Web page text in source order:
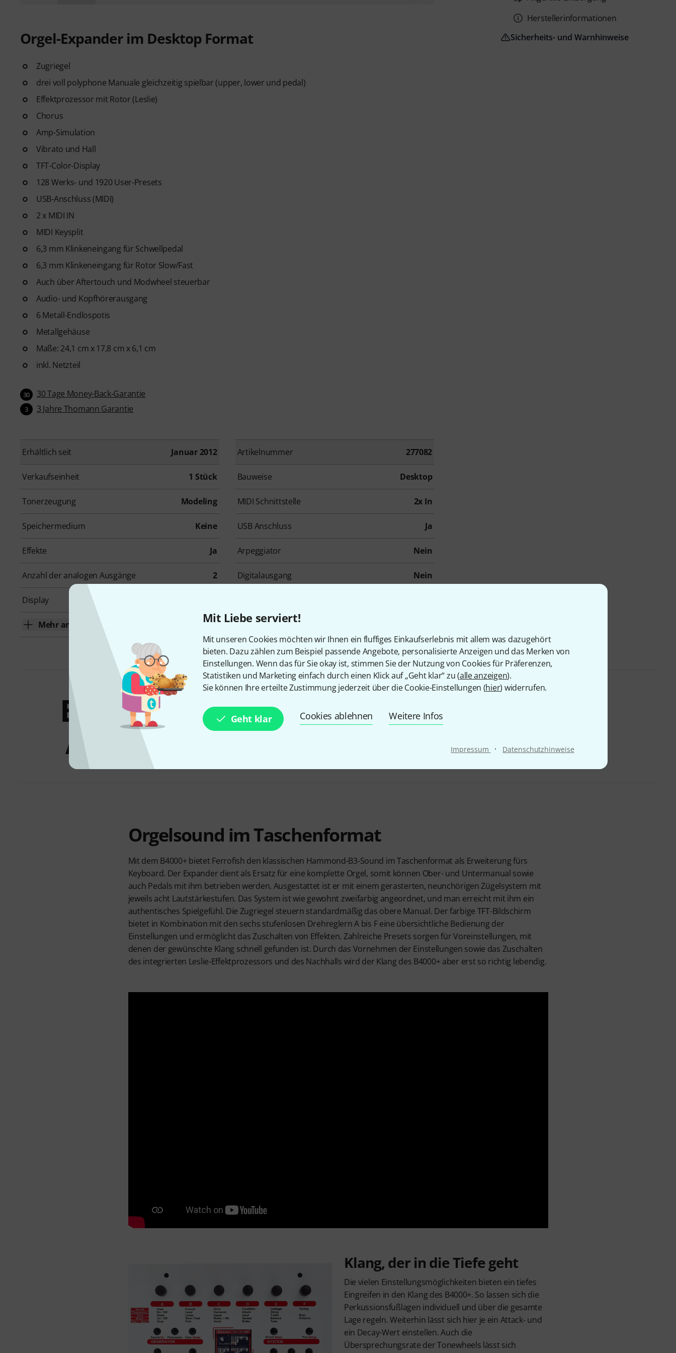
Mit Liebe serviert!
Mit unseren Cookies möchten wir Ihnen ein fluffiges Einkaufserlebnis mit allem was dazugehört
bieten. Dazu zählen zum Beispiel passende Angebote, personalisierte Anzeigen und das Merken von
Einstellungen. Wenn das für Sie okay ist, stimmen Sie der Nutzung von Cookies für Präferenzen,
Statistiken und Marketing einfach durch einen Klick auf „Geht klar“ zu (alle anzeigen).
Sie können Ihre erteilte Zustimmung jederzeit über die Cookie-Einstellungen (hier) widerrufen.
Geht klar Cookies ablehnen Weitere Infos
Impressum · Datenschutzhinweise
Orgel-Expander im Desktop Format
Zugriegel
drei voll polyphone Manuale gleichzeitig spielbar (upper, lower und pedal)
Effektprozessor mit Rotor (Leslie)
Chorus
Amp-Simulation
Vibrato und Hall
TFT-Color-Display
128 Werks- und 1920 User-Presets
USB-Anschluss (MIDI)
2 x MIDI IN
MIDI Keysplit
6,3 mm Klinkeneingang für Schwellpedal
6,3 mm Klinkeneingang für Rotor Slow/Fast
Auch über Aftertouch und Modwheel steuerbar
Audio- und Kopfhörerausgang
6 Metall-Endlospotis
Metallgehäuse
Maße: 24,1 cm x 17,8 cm x 6,1 cm
inkl. Netzteil
30 30 Tage Money-Back-Garantie
3 3 Jahre Thomann Garantie
Erhältlich seit Januar 2012 Artikelnummer 277082
Verkaufseinheit 1 Stück Bauweise Desktop
Tonerzeugung Modeling MIDI Schnittstelle 2x In
Speichermedium Keine USB Anschluss Ja
Effekte Ja Arpeggiator Nein
Anzahl der analogen Ausgänge 2 Digitalausgang Nein
Display
Mehr anzeigen
Herstellerinformationen
Sicherheits- und Warnhinweise
Bundles &
Angebote
Bundle selbst zusammenstellen
ab 975 €
Orgelsound im Taschenformat
Mit dem B4000+ bietet Ferrofish den klassischen Hammond-B3-Sound im Taschenformat als Erweiterung fürs
Keyboard. Der Expander dient als Ersatz für eine komplette Orgel, somit können Ober- und Untermanual sowie
auch Pedals mit ihm betrieben werden. Ausgestattet ist er mit einem gerasterten, neunchörigen Zügelsystem mit
jeweils acht Lautstärkestufen. Das System ist wie gewohnt zweifarbig angeordnet, und man erreicht mit ihm ein
authentisches Spielgefühl. Die Zugriegel steuern standardmäßig das obere Manual. Der farbige TFT-Bildschirm
bietet in Kombination mit den sechs stufenlosen Drehreglern A bis F eine übersichtliche Bedienung der
Einstellungen und ermöglicht das Zuschalten von Effekten. Zahlreiche Presets sorgen für Voreinstellungen, mit
denen der gewünschte Klang schnell gefunden ist. Durch das Vornehmen der Einstellungen sowie das Zuschalten
des integrierten Leslie-Effektprozessors und des Nachhalls wird der Klang des B4000+ aber erst so richtig lebendig.
Klang, der in die Tiefe geht
Die vielen Einstellungsmöglichkeiten bieten ein tiefes
Eingreifen in den Klang des B4000+. So lassen sich die
Perkussionsfußlagen individuell und über die gesamte
Lage regeln. Weiterhin lässt sich hier je ein Attack- und
ein Decay-Wert einstellen. Auch die
Übersprechungsrate der Tonewheels lässt sich